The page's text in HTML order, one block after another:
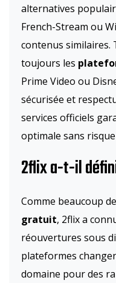
alternatives
French-Stream ou
contenus similaires.
toujours les
Prime Video ou
sécurisée et
services officiels
optimale sans
2flix a-t-il
Comme beaucoup de
gratuit, 2flix a
réouvertures sous
plateformes
domaine pour des